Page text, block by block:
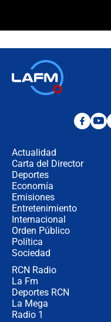
Actualidad
Carta del Director
Deportes
Economía
Emisiones
Entretenimiento
Internacional
Orden Público
Política
Sociedad
RCN Radio
La Fm
Deportes RCN
La Mega
Radio 1